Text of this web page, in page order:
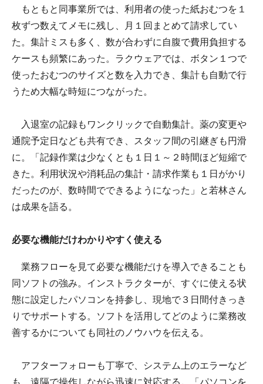
もともと同事業所では、利用者の使った紙おむつを１
枚ずつ数えてメモに残し、月１回まとめて請求してい
た。集計ミスも多く、数が合わずに自腹で費用負担する
ケースも頻繁にあった。ラクウェアでは、ボタン１つで
使ったおむつのサイズと数を入力でき、集計も自動で行
うため大幅な時短につながった。
入退室の記録もワンクリックで自動集計。薬の変更や
通院予定日なども共有でき、スタッフ間の引継ぎも円滑
に。「記録作業は少なくとも１日１～２時間ほど短縮で
きた。利用状況や消耗品の集計・請求作業も１日がかり
だったのが、数時間でできるようになった」と若林さん
は成果を語る。
必要な機能だけわかりやすく使える
業務フローを見て必要な機能だけを導入できることも
同ソフトの強み。インストラクターが、すぐに使える状
態に設定したパソコンを持参し、現地で３日間付きっき
りでサポートする。ソフトを活用してどのように業務改
善するかについても同社のノウハウを伝える。
アフターフォローも丁寧で、システム上のエラーなど
も、遠隔で操作しながら迅速に対応する。「パソコンを